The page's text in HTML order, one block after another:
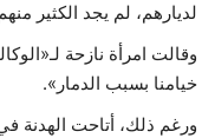
لديارهم، لم يجد الكثير
وقالت امرأة نازحة
خيامنا بسبب الدمار».
ورغم ذلك، أتاحت الهدنة